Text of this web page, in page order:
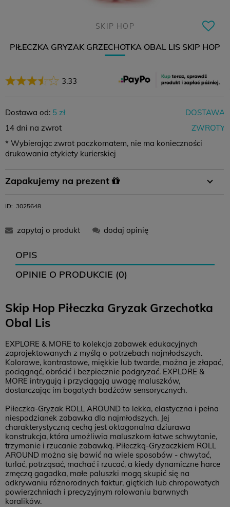
SKIP HOP
PIŁECZKA GRYZAK GRZECHOTKA OBAL LIS SKIP HOP
3.33
Dostawa od: 5 zł
DOSTAWA
14 dni na zwrot
ZWROTY
* Wybierając zwrot paczkomatem, nie ma konieczności
drukowania etykiety kurierskiej
Płatność za
12,99 zł
14,99 zł 18,99 zł 0 zł
Czas na zwrot: 14 dni
Koszt zwrotu: 12,99 (paczkomat )
Brak konieczności drukowania listu przewozowego
Zapakujemy na prezent
ID: 3025648
zapytaj o produkt dodaj opinię
OPIS
OPINIE O PRODUKCIE (0)
Skip Hop Piłeczka Gryzak Grzechotka
Obal Lis
EXPLORE & MORE to kolekcja zabawek edukacyjnych
zaprojektowanych z myślą o potrzebach najmłodszych.
Kolorowe, kontrastowe, miękkie lub twarde, można je złapać,
pociągnąć, obrócić i bezpiecznie podgryzać. EXPLORE &
MORE intrygują i przyciągają uwagę maluszków,
dostarczając im bogatych bodźców sensorycznych.
Piłeczka-Gryzak ROLL AROUND to lekka, elastyczna i pełna
niespodzianek zabawka dla najmłodszych. Jej
charakterystyczną cechą jest oktagonalna dziurawa
konstrukcja, która umożliwia maluszkom łatwe schwytanie,
trzymanie i rzucanie zabawką. Piłeczką-Gryzaczkiem ROLL
AROUND można się bawić na wiele sposobów - chwytać,
turlać, potrząsać, machać i rzucać, a kiedy dynamiczne harce
zmęczą gagadka, małe paluszki mogą skupić się na
odkrywaniu różnorodnych faktur, giętkich lub chropowatych
powierzchniach i precyzyjnym rolowaniu barwnych
koralików.